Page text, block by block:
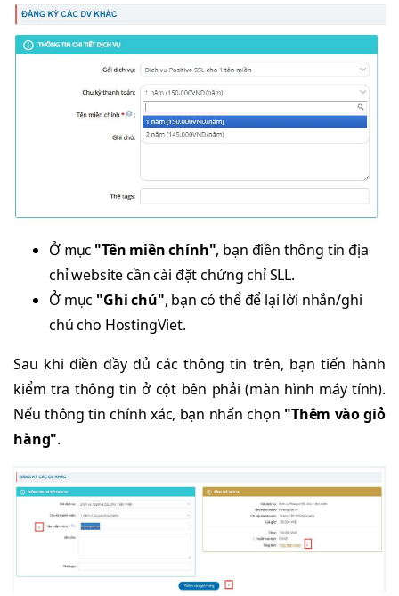
Ở mục "Tên miền chính", bạn điền thông tin địa
chỉ website cần cài đặt chứng chỉ SLL.
Ở mục "Ghi chú", bạn có thể để lại lời nhắn/ghi
chú cho HostingViet.
Sau khi điền đầy đủ các thông tin trên, bạn tiến hành
kiểm tra thông tin ở cột bên phải (màn hình máy tính).
Nếu thông tin chính xác, bạn nhấn chọn "Thêm vào giỏ
hàng".